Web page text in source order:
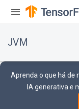
JVM
Aprenda o que há de
IA generativa e